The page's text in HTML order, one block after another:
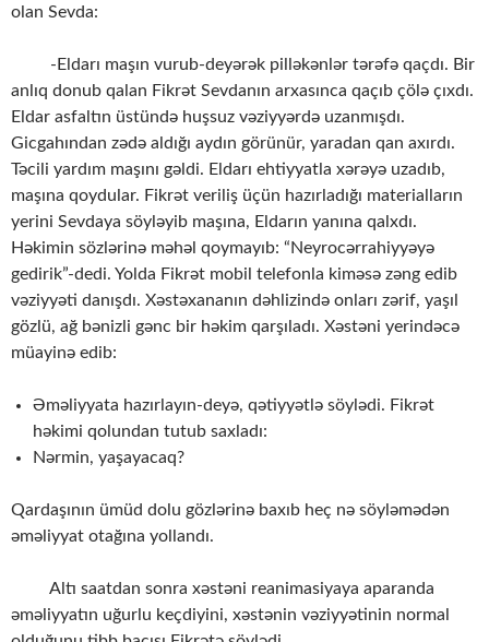
olan Sevda:
-Eldarı maşın vurub-deyərək pilləkənlər tərəfə qaçdı. Bir
anlıq donub qalan Fikrət Sevdanın arxasınca qaçıb çölə çıxdı.
Eldar asfaltın üstündə huşsuz vəziyyərdə uzanmışdı.
Gicgahından zədə aldığı aydın görünür, yaradan qan axırdı.
Təcili yardım maşını gəldi. Eldarı ehtiyyatla xərəyə uzadıb,
maşına qoydular. Fikrət veriliş üçün hazırladığı materialların
yerini Sevdaya söyləyib maşına, Eldarın yanına qalxdı.
Həkimin sözlərinə məhəl qoymayıb: “Neyrocərrahiyyəyə
gedirik”-dedi. Yolda Fikrət mobil telefonla kiməsə zəng edib
vəziyyəti danışdı. Xəstəxananın dəhlizində onları zərif, yaşıl
gözlü, ağ bənizli gənc bir həkim qarşıladı. Xəstəni yerindəcə
müayinə edib:
Əməliyyata hazırlayın-deyə, qətiyyətlə söylədi. Fikrət
həkimi qolundan tutub saxladı:
Nərmin, yaşayacaq?
Qardaşının ümüd dolu gözlərinə baxıb heç nə söyləmədən
əməliyyat otağına yollandı.
Altı saatdan sonra xəstəni reanimasiyaya aparanda
əməliyyatın uğurlu keçdiyini, xəstənin vəziyyətinin normal